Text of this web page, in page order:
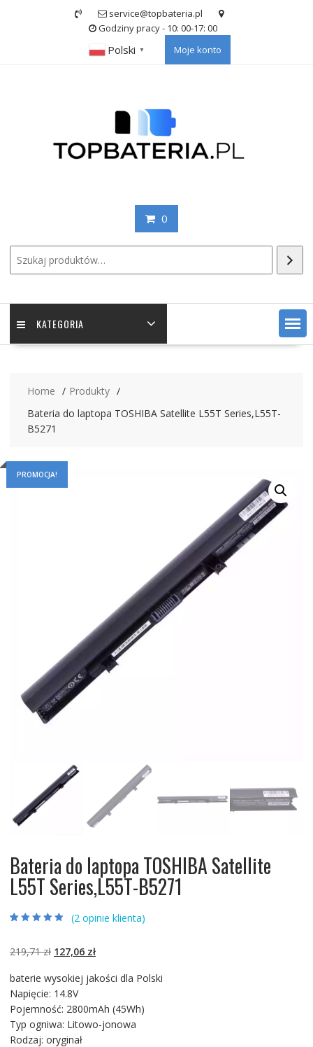
service@topbateria.pl
Godziny pracy - 10: 00-17: 00
Polski ▼ Moje konto
0
KATEGORIA
Home
Produkty
Bateria do laptopa TOSHIBA Satellite L55T Series,L55T-
B5271
PROMOCJA!
Bateria do laptopa TOSHIBA Satellite
L55T Series,L55T-B5271
podstawie
klientów
(2opinie klienta)
219,71zł Pierwotna
wynosiła:
219,71 zł.
127,06 złAktualna
wynosi:
baterie wysokiej jakości dla Polski
Napięcie: 14.8V
Pojemność: 2800mAh (45Wh)
Typ ogniwa: Litowo-jonowa
Rodzaj: oryginał